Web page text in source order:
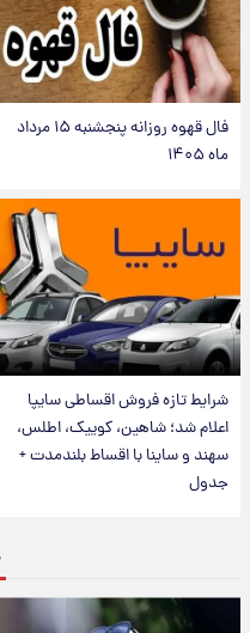
فال قهوه روزانه پنجشنبه ۱۵ مرداد
ماه ۱۴۰۵
شرایط تازه فروش اقساطی سایپا
اعلام شد؛ شاهین، کوییک، اطلس،
سهند و ساینا با اقساط بلندمدت +
جدول